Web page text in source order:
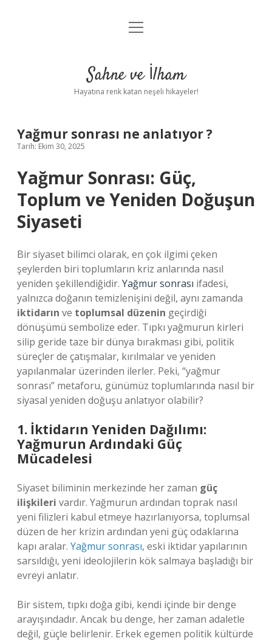
Anasayfa
Yasal Uyarı
menüyü
Sahne ve İlham
Hayatına renk katan neşeli hikayeler!
Yağmur sonrası ne anlatıyor ?
Tarih: Ekim 30, 2025
Yağmur Sonrası: Güç,
Toplum ve Yeniden Doğuşun
Siyaseti
Bir siyaset bilimci olarak, en çok ilgimi çeken
şeylerden biri toplumların kriz anlarında nasıl
yeniden şekillendiğidir. Yağmur sonrası ifadesi,
yalnızca doğanın temizlenişini değil, aynı zamanda
iktidarın ve toplumsal düzenin geçirdiği
dönüşümü sembolize eder. Tıpkı yağmurun kirleri
silip geride taze bir dünya bırakması gibi, politik
süreçler de çatışmalar, kırılmalar ve yeniden
yapılanmalar üzerinden ilerler. Peki, “yağmur
sonrası” metaforu, günümüz toplumlarında nasıl bir
siyasal yeniden doğuşu anlatıyor olabilir?
1. İktidarın Yeniden Dağılımı:
Yağmurun Ardındaki Güç
Mücadelesi
Siyaset biliminin merkezinde her zaman güç
ilişkileri vardır. Yağmurun ardından toprak nasıl
yeni filizleri kabul etmeye hazırlanıyorsa, toplumsal
düzen de her krizin ardından yeni güç odaklarına
kapı aralar. Yağmur sonrası, eski iktidar yapılarının
sarsıldığı, yeni ideolojilerin kök salmaya başladığı bir
evreyi anlatır.
Bir sistem, tıpkı doğa gibi, kendi içinde bir denge
arayışındadır. Ancak bu denge, her zaman adaletle
değil, güçle belirlenir. Erkek egemen politik kültürde